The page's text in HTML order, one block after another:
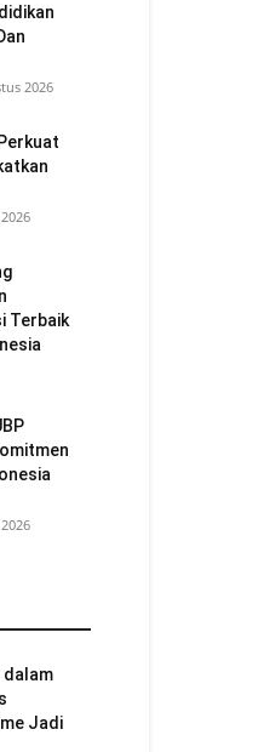
2026
Terbaik
dalam
Jadi